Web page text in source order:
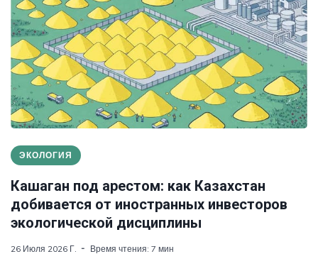
ЭКОЛОГИЯ
Кашаган под арестом: как Казахстан
добивается от иностранных инвесторов
экологической дисциплины
26 Июля 2026 Г. Время чтения: 7 мин